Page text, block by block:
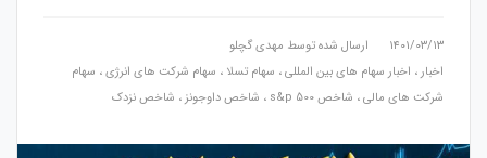
۱۴۰۱/۰۳/۱۳ ارسال شده توسط مهدی گچلو
اخبار ، اخبار سهام های بین المللی، سهام تسلا ، سهام شرکت های انرژی، سهام
شرکت های مالی، شاخص s&p 500 ، شاخص داوجونز ، شاخص نزدک